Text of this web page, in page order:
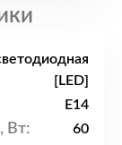
[LED]
E14
Вт: 60